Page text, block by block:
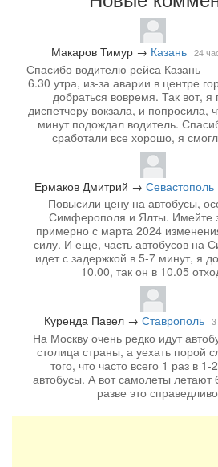
Макаров Тимур → Казань 24
Спасибо водителю рейса Казань —
6.30 утра, из-за аварии в центре
добраться вовремя. Так вот, я
диспетчеру вокзала, и попросила,
минут подождал водитель.
сработали все хорошо, я
Ермаков Дмитрий → Севастополь
Повысили цену на автобусы,
Симферополя и Ялты. Имейте
примерно с марта 2024
силу. И еще, часть автобусов на
идет с задержкой в 5-7 минут, я
10.00, так он в 10.05
Куренда Павел→ Ставрополь
На Москву очень редко идут
столица страны, а уехать порой
того, что часто всего 1 раз в 1-
автобусы. А вот самолеты летают
разве это